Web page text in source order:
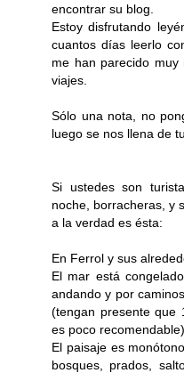
encontrar su blog.
Estoy disfrutando
cuantos días leerlo
me han parecido muy
viajes.
Sólo una nota, no
luego se nos llena de
Si ustedes son
noche, borracheras, y
a la verdad es ésta:
En Ferrol y sus
El mar está
andando y por
(tengan presente que
es poco recomendable)
El paisaje es
bosques, prados,